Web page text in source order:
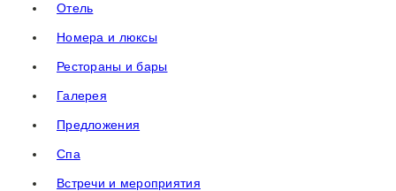
Отель
Номера и люксы
Рестораны и бары
Галерея
Предложения
Спа
Встречи и мероприятия